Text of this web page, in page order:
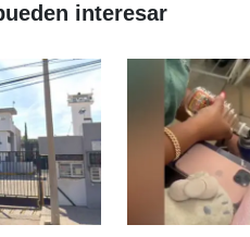
interesar